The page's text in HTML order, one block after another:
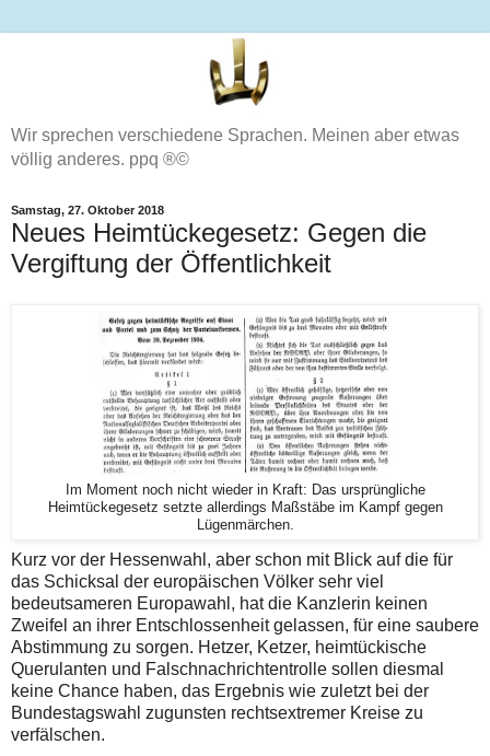
Wir sprechen verschiedene Sprachen. Meinen aber etwas
völlig anderes. ppq ®©
Samstag, 27. Oktober 2018
Neues Heimtückegesetz: Gegen die
Vergiftung der Öffentlichkeit
Im Moment noch nicht wieder in Kraft: Das ursprüngliche
Heimtückegesetz setzte allerdings Maßstäbe im Kampf gegen
Lügenmärchen.
Kurz vor der Hessenwahl, aber schon mit Blick auf die für
das Schicksal der europäischen Völker sehr viel
bedeutsameren Europawahl, hat die Kanzlerin keinen
Zweifel an ihrer Entschlossenheit gelassen, für eine saubere
Abstimmung zu sorgen. Hetzer, Ketzer, heimtückische
Querulanten und Falschnachrichtentrolle sollen diesmal
keine Chance haben, das Ergebnis wie zuletzt bei der
Bundestagswahl zugunsten rechtsextremer Kreise zu
verfälschen.